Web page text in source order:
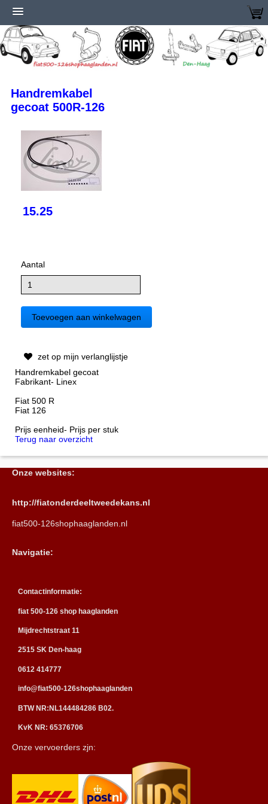
Handremkabel
gecoat 500R-126
15.25
Aantal
zet op mijn verlanglijstje
Handremkabel gecoat
Fabrikant- Linex
Fiat 500 R
Fiat 126
Prijs eenheid- Prijs per stuk
Terug naar overzicht
Onze websites:
http://fiatonderdeeltweedekans.nl
fiat500-126shophaaglanden.nl
Navigatie:
Contactinformatie:
fiat 500-126 shop haaglanden
Mijdrechtstraat 11
2515 SK Den-haag
0612 414777
info@fiat500-126shophaaglanden
BTW NR:NL144484286 B02.
KvK NR: 65376706
Onze vervoerders zjn: